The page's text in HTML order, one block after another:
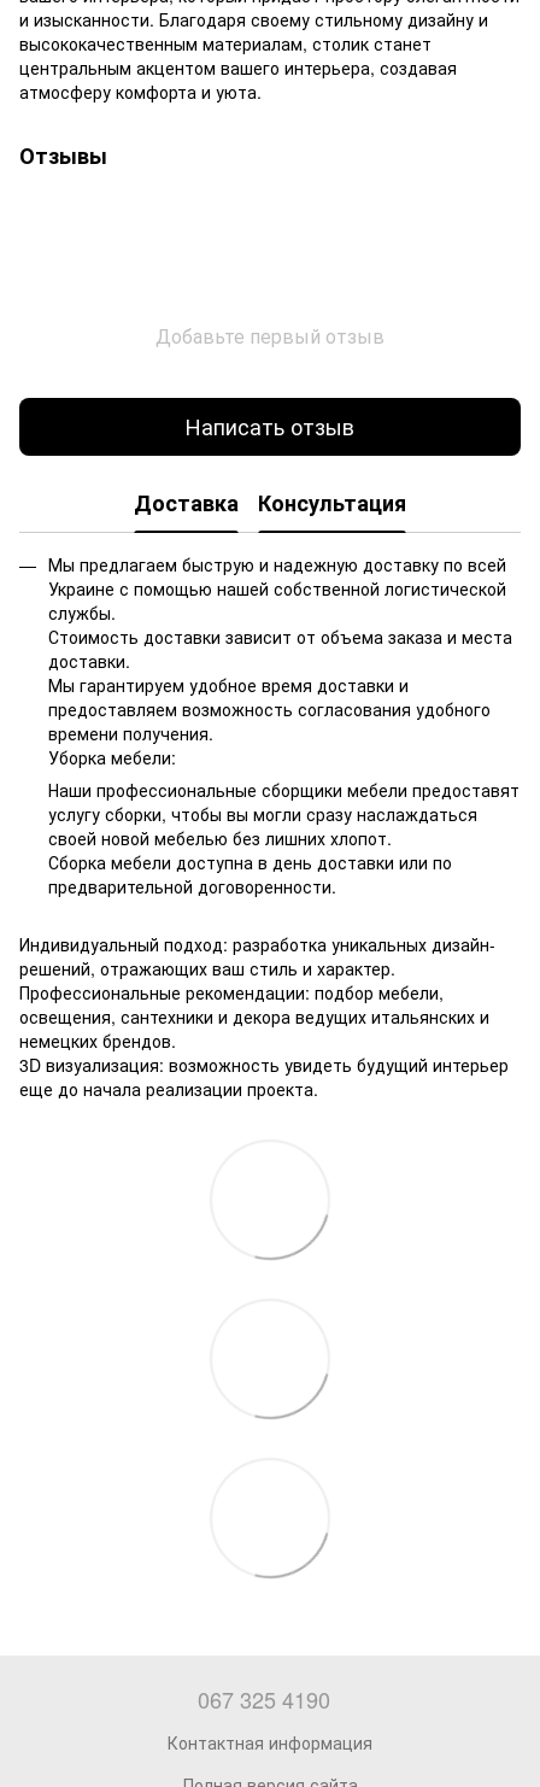
и изысканности. Благодаря своему стильному дизайну и
высококачественным материалам, столик станет
центральным акцентом вашего интерьера, создавая
атмосферу комфорта и уюта.
Отзывы
Добавьте первый отзыв
Написать отзыв
Доставка Консультация
Мы предлагаем быструю и надежную доставку по всей
Украине с помощью нашей собственной логистической
службы.
Стоимость доставки зависит от объема заказа и места
доставки.
Мы гарантируем удобное время доставки и
предоставляем возможность согласования удобного
времени получения.
Уборка мебели:
Наши профессиональные сборщики мебели предоставят
услугу сборки, чтобы вы могли сразу наслаждаться
своей новой мебелью без лишних хлопот.
Сборка мебели доступна в день доставки или по
предварительной договоренности.
Индивидуальный подход: разработка уникальных дизайн-
решений, отражающих ваш стиль и характер.
Профессиональные рекомендации: подбор мебели,
освещения, сантехники и декора ведущих итальянских и
немецких брендов.
3D визуализация: возможность увидеть будущий интерьер
еще до начала реализации проекта.
067 325 4190
Контактная информация